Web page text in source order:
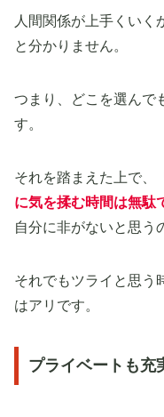
人間関係が上手くいく
と分かりません。
つまり、どこを選んで
す。
それを踏まえた上で、
に気を揉む時間は無駄
自分に非がないと思う
それでもツライと思う
はアリです。
プライベートも充